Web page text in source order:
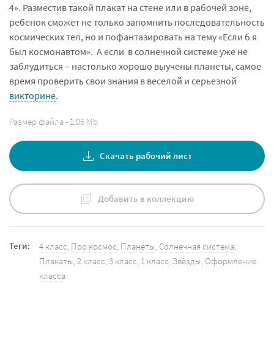
4». Разместив такой плакат на стене или в рабочей зоне,
ребенок сможет не только запомнить последовательность
космических тел, но и пофантазировать на тему «Если б я
был космонавтом». А если в солнечной системе уже не
заблудиться – настолько хорошо выучены планеты, самое
время проверить свои знания в веселой и серьезной
викторине.
Размер файла - 1.06 Mb
Скачать рабочий лист
Добавить в коллекцию
Теги: 4 класс Про космос Планеты Солнечная система
Плакаты 2 класс 3 класс 1 класс Звёзды Оформление
класса